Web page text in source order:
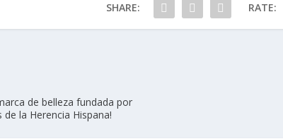
SHARE: RATE:
de belleza fundada por
la Herencia Hispana!